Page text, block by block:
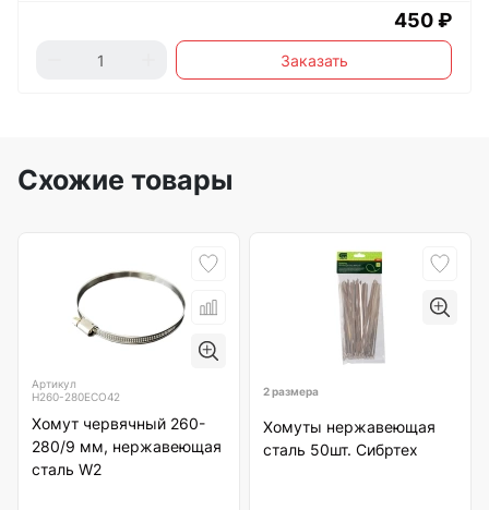
450 ₽
Заказать
Схожие товары
Артикул
Н260-280ЕСО42
Хомут червячный 260-
280/9 мм, нержавеющая
сталь W2
2 размера
Хомуты нержавеющая
сталь 50шт. Сибртех